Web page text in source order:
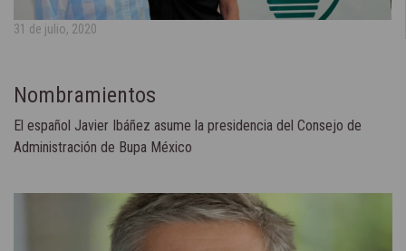
31 de julio, 2020
Nombramientos
El español Javier Ibáñez asume la presidencia del Consejo de
Administración de Bupa México